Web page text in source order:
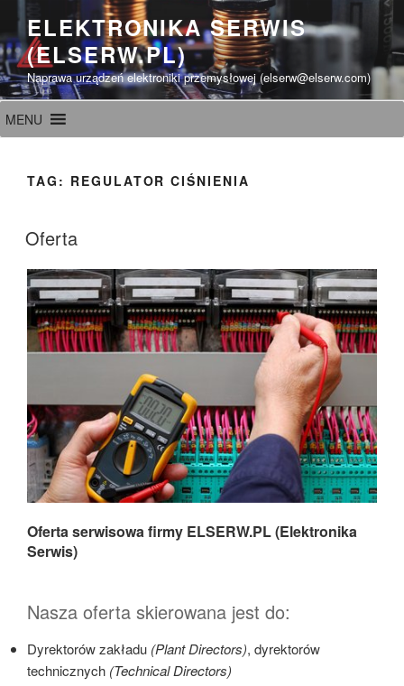
treści
ELEKTRONIKA SERWIS
(ELSERW.PL)
Naprawa urządzeń elektroniki przemysłowej (elserw@elserw.com)
MENU
TAG: REGULATOR CIŚNIENIA
Oferta
Oferta serwisowa firmy ELSERW.PL (Elektronika
Serwis)
Nasza oferta skierowana jest do:
Dyrektorów zakładu (Plant Directors), dyrektorów
technicznych (Technical Directors)